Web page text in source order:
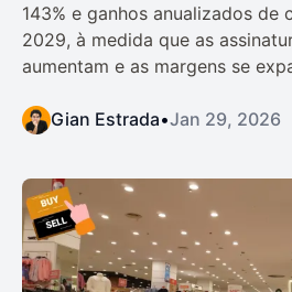
143% e ganhos anualizados de
2029, à medida que as
aumentam e as margens se
Gian Estrada•Jan 29, 2026